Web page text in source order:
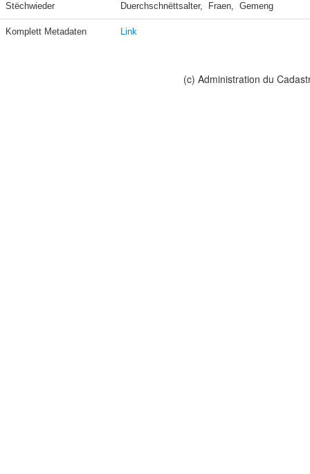
Stëchwieder Duerchschnëttsalter,  Fraen,  Gemeng
Komplett Metadaten Link
(c) Administration du